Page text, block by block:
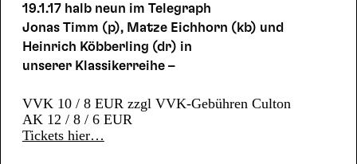
19.1.17 halb neun im Telegraph
Jonas Timm (p), Matze Eichhorn (kb) und
Heinrich Köbberling (dr) in
unserer Klassikerreihe –
VVK 10 / 8 EUR zzgl VVK-Gebühren Culton
AK 12 / 8 / 6 EUR
Tickets hier…